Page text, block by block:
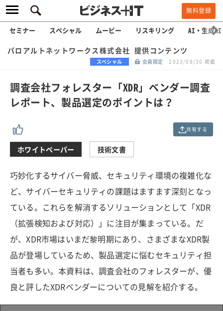
無料登録
セミナー スペシャル ムービー リスキリング AI・生成AI
パロアルトネットワークス株式会社 提供コンテンツ
スペシャル 会員限定 2023/08/30 掲載
調査会社フォレスター「XDR」ベンダー調査
レポート、製品選定のポイントは？
共有する
ホワイトペーパー 技術文書
巧妙化するサイバー脅威、セキュリティ環境の複雑化な
ど、サイバーセキュリティの課題はますます深刻となっ
ている。これらを解消するソリューションとして「XDR
（拡張検知および対応）」に注目が集まっている。だ
が、XDR市場はいまだ黎明期にあり、さまざまなXDR製
品が登場しているため、製品選定に悩むセキュリティ担
当者も多い。本資料は、調査会社のフォレスターが、優
良と評したXDRベンダーについての見解を紹介する。